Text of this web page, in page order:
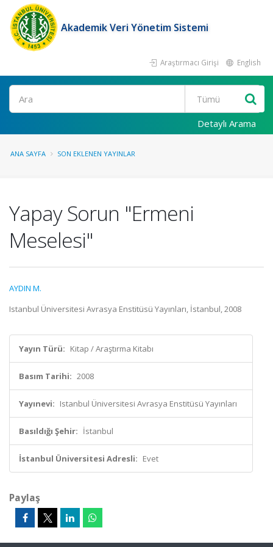
Akademik Veri Yönetim Sistemi
Araştırmacı Girişi English
Ara
Detaylı Arama
ANA SAYFA SON EKLENEN YAYINLAR
Yapay Sorun "Ermeni
Meselesi"
AYDIN M.
Istanbul Üniversitesi Avrasya Enstitüsü Yayınları, İstanbul, 2008
Yayın Türü: Kitap / Araştırma Kitabı
Basım Tarihi: 2008
Yayınevi: Istanbul Üniversitesi Avrasya Enstitüsü Yayınları
Basıldığı Şehir: İstanbul
İstanbul Üniversitesi Adresli: Evet
Paylaş